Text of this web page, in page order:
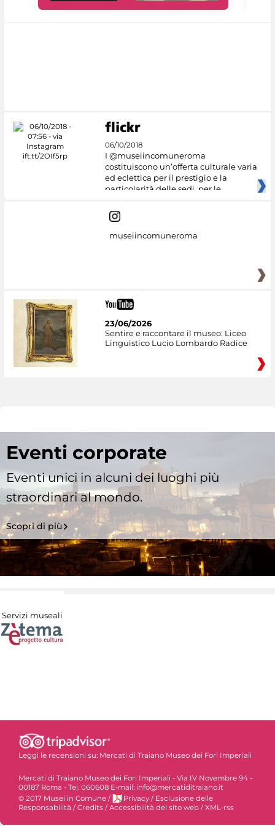
06/10/2018
I @museiincomuneroma
costituiscono un’offerta culturale varia
ed eclettica per il prestigio e la
particolarità delle sedi, per le
museiincomuneroma
23/06/2026
Sentire e raccontare il museo: Liceo
Linguistico Lucio Lombardo Radice
Eventi corporate
Eventi unici in alcuni dei luoghi più
straordinari al mondo.
Scopri di più
Servizi museali
Leggi le recensioni su: Mercati di Traiano Museo dei Fori Imperiali
Mercati di Traiano Museo dei Fori Imperiali - Via IV Novembre 94 -
00187 Roma - Tel. 060608 E-mail: info@mercatiditraiano.it
© 2017 Musei in Comune / Privacy / Esclusione delle
Responsabilità /Credits /Accessibilità del sito web /XML-rss